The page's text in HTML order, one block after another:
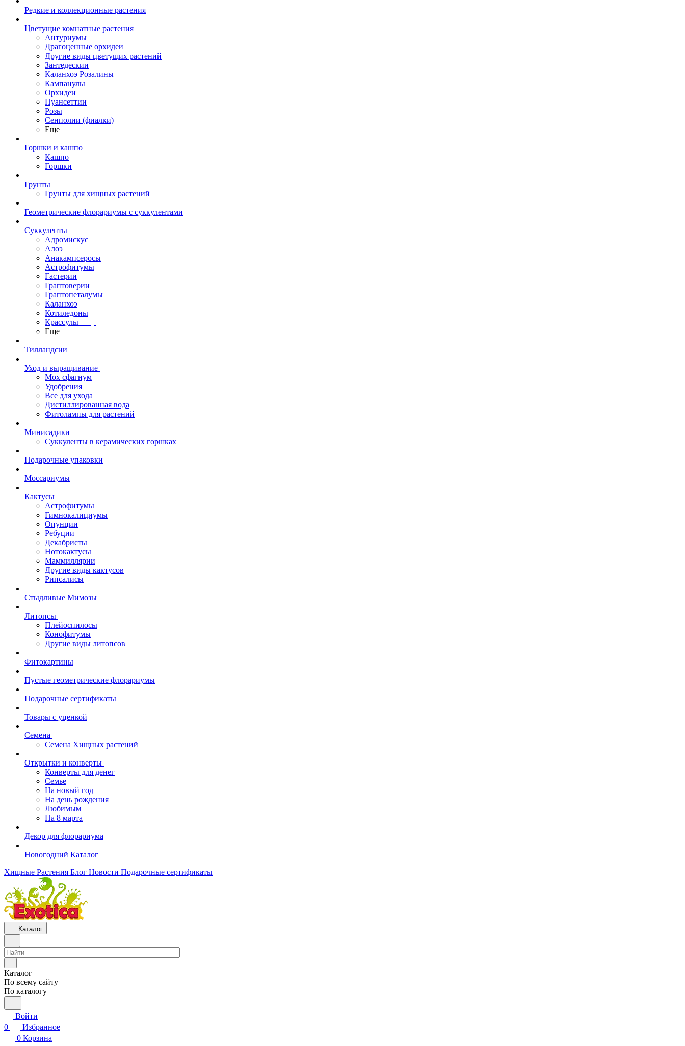
Редкие и коллекционные растения
Цветущие комнатные растения
Антуриумы
Драгоценные орхидеи
Другие виды цветущих растений
Зантедескии
Каланхоэ Розалины
Кампанулы
Орхидеи
Пуансеттии
Розы
Сенполии (фиалки)
Еще
Горшки и кашпо
Кашпо
Горшки
Грунты
Грунты для хищных растений
Геометрические флорариумы с суккулентами
Суккуленты
Адромискус
Алоэ
Анакампсеросы
Астрофитумы
Гастерии
Граптоверии
Граптопеталумы
Каланхоэ
Котиледоны
Крассулы
Еще
Тилландсии
Уход и выращивание
Мох сфагнум
Удобрения
Все для ухода
Дистиллированная вода
Фитолампы для растений
Минисадики
Суккуленты в керамических горшках
Подарочные упаковки
Моссариумы
Кактусы
Астрофитумы
Гимнокалициумы
Опунции
Ребуции
Декабристы
Нотокактусы
Маммиллярии
Другие виды кактусов
Рипсалисы
Стыдливые Мимозы
Литопсы
Плейоспилосы
Конофитумы
Другие виды литопсов
Фитокартины
Пустые геометрические флорариумы
Подарочные сертификаты
Товары с уценкой
Семена
Семена Хищных растений
Открытки и конверты
Конверты для денег
Семье
На новый год
На день рождения
Любимым
На 8 марта
Декор для флорариума
Новогодний Каталог
Хищные Растения Блог Новости Подарочные сертификаты
Каталог
Каталог
По всему сайту
По каталогу
Войти
0
Избранное
0 Корзина